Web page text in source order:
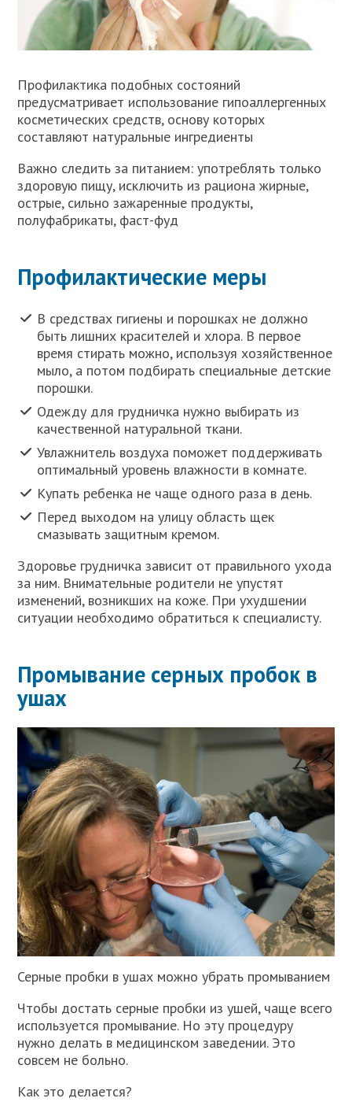
Профилактика подобных состояний
предусматривает использование гипоаллергенных
косметических средств, основу которых
составляют натуральные ингредиенты
Важно следить за питанием: употреблять только
здоровую пищу, исключить из рациона жирные,
острые, сильно зажаренные продукты,
полуфабрикаты, фаст-фуд
Профилактические меры
В средствах гигиены и порошках не должно
быть лишних красителей и хлора. В первое
время стирать можно, используя хозяйственное
мыло, а потом подбирать специальные детские
порошки.
Одежду для грудничка нужно выбирать из
качественной натуральной ткани.
Увлажнитель воздуха поможет поддерживать
оптимальный уровень влажности в комнате.
Купать ребенка не чаще одного раза в день.
Перед выходом на улицу область щек
смазывать защитным кремом.
Здоровье грудничка зависит от правильного ухода
за ним. Внимательные родители не упустят
изменений, возникших на коже. При ухудшении
ситуации необходимо обратиться к специалисту.
Промывание серных пробок в
ушах
Серные пробки в ушах можно убрать промыванием
Чтобы достать серные пробки из ушей, чаще всего
используется промывание. Но эту процедуру
нужно делать в медицинском заведении. Это
совсем не больно.
Как это делается?